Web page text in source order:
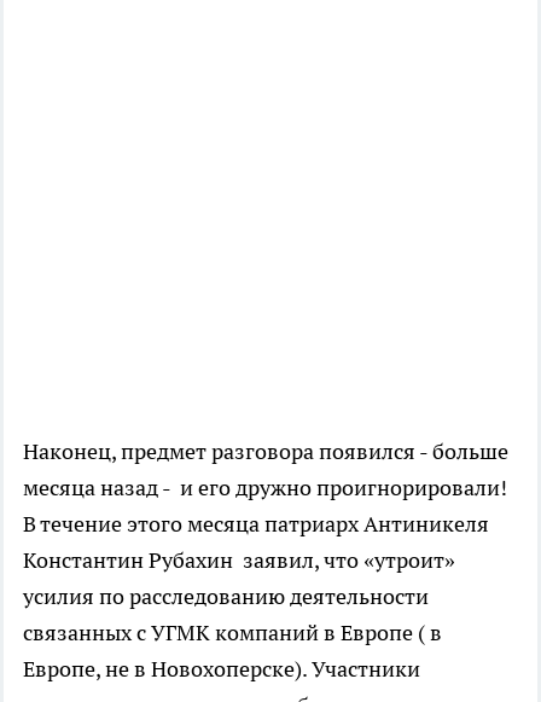
Наконец, предмет разговора появился - больше
месяца назад - и его дружно проигнорировали!
В течение этого месяца патриарх Антиникеля
Константин Рубахин заявил, что «утроит»
усилия по расследованию деятельности
связанных с УГМК компаний в Европе ( в
Европе, не в Новохоперске). Участники